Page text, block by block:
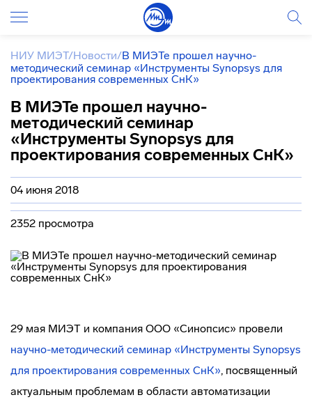
НИУ МИЭТ/Новости/В МИЭТе прошел научно-
методический семинар «Инструменты Synopsys для
проектирования современных СнК»
В МИЭТе прошел научно-
методический семинар
«Инструменты Synopsys для
проектирования современных СнК»
04 июня 2018
2352 просмотра
29 мая МИЭТ и компания ООО «Синопсис» провели
научно-методический семинар «Инструменты Synopsys
для проектирования современных СнК», посвященный
актуальным проблемам в области автоматизации